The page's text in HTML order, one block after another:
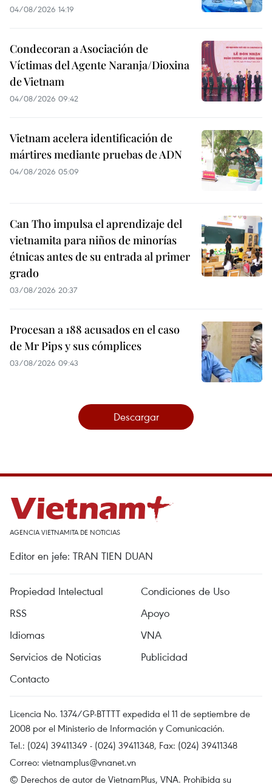
04/08/2026 14:19
Condecoran a Asociación de
Víctimas del Agente Naranja/Dioxina
de Vietnam
04/08/2026 09:42
Vietnam acelera identificación de
mártires mediante pruebas de ADN
04/08/2026 05:09
Can Tho impulsa el aprendizaje del
vietnamita para niños de minorías
étnicas antes de su entrada al primer
grado
03/08/2026 20:37
Procesan a 188 acusados en el caso
de Mr Pips y sus cómplices
03/08/2026 09:43
Descargar
AGENCIA VIETNAMITA DE NOTICIAS
Editor en jefe: TRAN TIEN DUAN
Propiedad Intelectual
Condiciones de Uso
RSS
Apoyo
Idiomas
VNA
Servicios de Noticias
Publicidad
Contacto
Licencia No. 1374/GP-BTTTT expedida el 11 de septiembre de
2008 por el Ministerio de Información y Comunicación.
Tel.: (024) 39411349 - (024) 39411348, Fax: (024) 39411348
Correo: vietnamplus@vnanet.vn
© Derechos de autor de VietnamPlus, VNA. Prohibida su